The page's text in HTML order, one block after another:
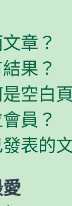
章？
果？
空白
員？
表的